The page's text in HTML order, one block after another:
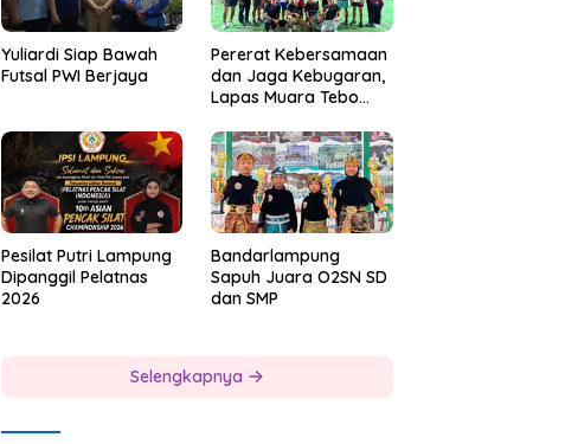
Yuliardi Siap Bawah
Futsal PWI Berjaya
Pererat Kebersamaan
dan Jaga Kebugaran,
Lapas Muara Tebo
Bersama
Pesilat Putri Lampung
Dipanggil Pelatnas
2026
Bandarlampung
Sapuh Juara O2SN SD
dan SMP
Selengkapnya